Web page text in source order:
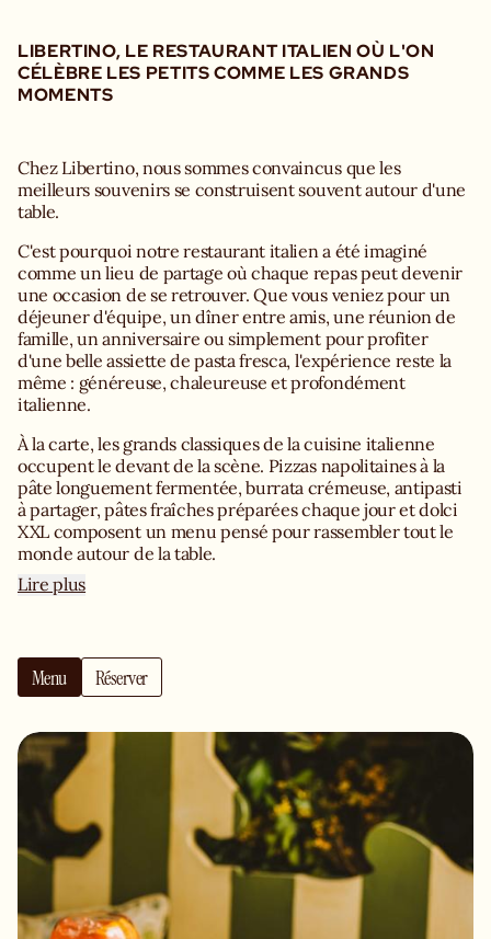
LIBERTINO, LE RESTAURANT ITALIEN OÙ L'ON
CÉLÈBRE LES PETITS COMME LES GRANDS
MOMENTS
Chez Libertino, nous sommes convaincus que les
meilleurs souvenirs se construisent souvent autour d'une
table.
C'est pourquoi notre restaurant italien a été imaginé
comme un lieu de partage où chaque repas peut devenir
une occasion de se retrouver. Que vous veniez pour un
déjeuner d'équipe, un dîner entre amis, une réunion de
famille, un anniversaire ou simplement pour profiter
d'une belle assiette de pasta fresca, l'expérience reste la
même : généreuse, chaleureuse et profondément
italienne.
À la carte, les grands classiques de la cuisine italienne
occupent le devant de la scène. Pizzas napolitaines à la
pâte longuement fermentée, burrata crémeuse, antipasti
à partager, pâtes fraîches préparées chaque jour et dolci
XXL composent un menu pensé pour rassembler tout le
monde autour de la table.
Lire plus
pause italienne au cœur de la journée. Un déjeuner
rapide entre deux rendez-vous ou un repas qui prend un
Le soir, la lumière change, les tables se remplissent et les
conversations s'étirent. On partage quelques antipasti,
une pizza au centre de la table, une bouteille de vin italien
et, sans vraiment s'en rendre compte, on transforme un
simple dîner en moment à célébrer.
Parce que chez Libertino, les grandes occasions sont
toujours les bienvenues. Mais les petites méritent tout
autant leur place.
Menu Réserver